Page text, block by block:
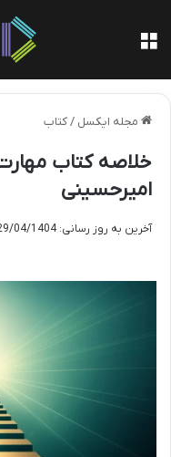
مجله ایکسل /کتاب
خلاصه کتاب
امیرحسینی
آخرین به روز رسانی: 29/04/1404